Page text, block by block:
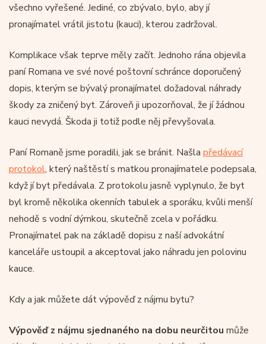
všechno vyřešené. Jediné, co zbývalo, bylo, aby jí
pronajímatel vrátil jistotu (kauci), kterou zadržoval.
Komplikace však teprve měly začít. Jednoho rána objevila
paní Romana ve své nové poštovní schránce doporučený
dopis, kterým se bývalý pronajímatel dožadoval náhrady
škody za zničený byt. Zároveň ji upozorňoval, že jí žádnou
kauci nevydá. Škoda ji totiž podle něj převyšovala.
Paní Romaně jsme poradili, jak se bránit. Našla předávací
protokol, který naštěstí s matkou pronajímatele podepsala,
když jí byt předávala. Z protokolu jasně vyplynulo, že byt
byl kromě několika okenních tabulek a sporáku, kvůli menší
nehodě s vodní dýmkou, skutečně zcela v pořádku.
Pronajímatel pak na základě dopisu z naší advokátní
kanceláře ustoupil a akceptoval jako náhradu jen polovinu
kauce.
Kdy a jak můžete dát výpověď z nájmu bytu?
Výpověď z nájmu sjednaného na dobu neurčitou může